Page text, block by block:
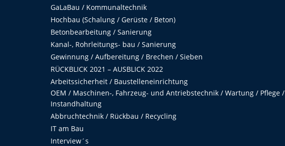
GaLaBau / Kommunaltechnik
Hochbau (Schalung / Gerüste / Beton)
Betonbearbeitung / Sanierung
Kanal-, Rohrleitungs- bau / Sanierung
Gewinnung / Aufbereitung / Brechen / Sieben
RÜCKBLICK 2021 – AUSBLICK 2022
Arbeitssicherheit / Baustelleneinrichtung
OEM / Maschinen-, Fahrzeug- und Antriebstechnik / Wartung / Pflege /
Instandhaltung
Abbruchtechnik / Rückbau / Recycling
IT am Bau
Interview´s